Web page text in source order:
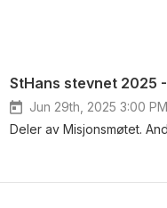
StHans stevnet 2025
Jun 29th, 2025 3:00 PM
Deler av Misjonsmøtet.